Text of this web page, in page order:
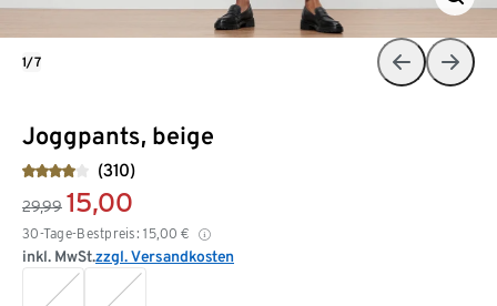
Joggpants, beige
(310)
29,99 15,00
30-Tage-Bestpreis: 15,00 €
inkl. MwSt.zzgl. Versandkosten
1/7